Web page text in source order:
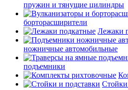
пружин и тянущие цилиндры
борторасширители
Лежаки
ножничные автомобильные
подъемники
Стойки